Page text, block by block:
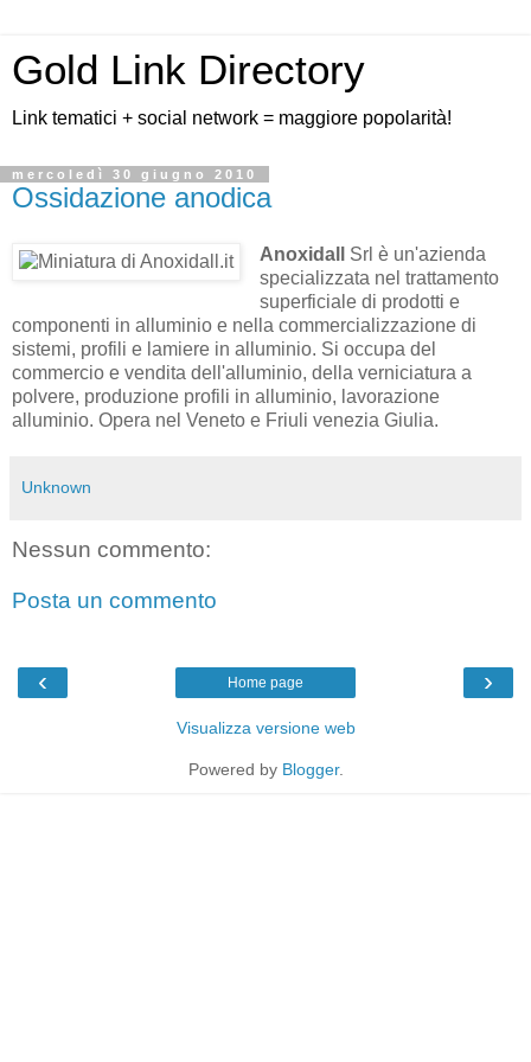
Gold Link Directory
Link tematici + social network = maggiore popolarità!
mercoledì 30 giugno 2010
Ossidazione anodica
Anoxidall
Srl è un'azienda
specializzata nel trattamento
superficiale di prodotti e
componenti in alluminio e nella commercializzazione di
sistemi, profili e lamiere in alluminio. Si occupa del
commercio e vendita dell'alluminio, della verniciatura a
polvere, produzione profili in alluminio, lavorazione
alluminio. Opera nel Veneto e Friuli venezia Giulia.
Unknown
Nessun commento:
Posta un commento
‹ ›
Home page
Visualizza versione web
Powered by Blogger.